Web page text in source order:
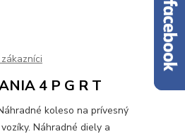
4 P G R T
koleso na prívesný
Náhradné diely a